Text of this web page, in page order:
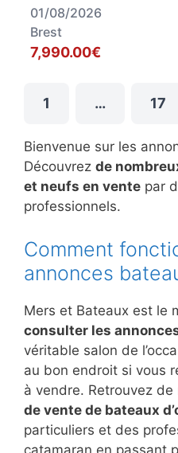
01/08/2026
Brest
7,990.00€
1 … 17
Bienvenue sur les
Découvrez de
et neufs en vente par
professionnels.
Comment
annonces
Mers et Bateaux est le
consulter les
véritable salon de
au bon endroit si vous
à vendre. Retrouvez de
de vente de bateaux
particuliers et des
catamaran en passant